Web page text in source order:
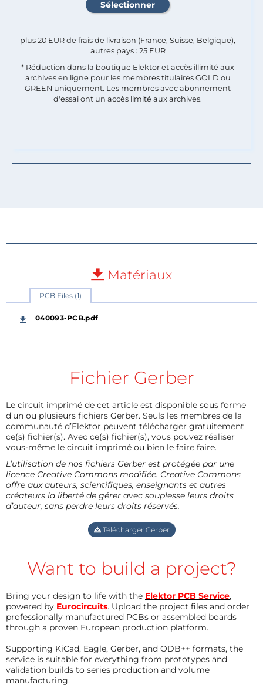
plus 20 EUR de frais de livraison (France, Suisse, Belgique),
autres pays : 25 EUR
* Réduction dans la boutique Elektor et accès illimité aux
archives en ligne pour les membres titulaires GOLD ou
GREEN uniquement. Les membres avec abonnement
d'essai ont un accès limité aux archives.
Matériaux
PCB Files (1)
040093-PCB.pdf
Fichier Gerber
Le circuit imprimé de cet article est disponible sous forme
d’un ou plusieurs fichiers Gerber. Seuls les membres de la
communauté d’Elektor peuvent télécharger gratuitement
ce(s) fichier(s). Avec ce(s) fichier(s), vous pouvez réaliser
vous-même le circuit imprimé ou bien le faire faire.
L’utilisation de nos fichiers Gerber est protégée par une
licence Creative Commons modifiée. Creative Commons
offre aux auteurs, scientifiques, enseignants et autres
créateurs la liberté de gérer avec souplesse leurs droits
d’auteur, sans perdre leurs droits réservés.
Télécharger Gerber
Want to build a project?
Bring your design to life with the Elektor PCB Service,
powered by Eurocircuits. Upload the project files and order
professionally manufactured PCBs or assembled boards
through a proven European production platform.
Supporting KiCad, Eagle, Gerber, and ODB++ formats, the
service is suitable for everything from prototypes and
validation builds to series production and volume
manufacturing.